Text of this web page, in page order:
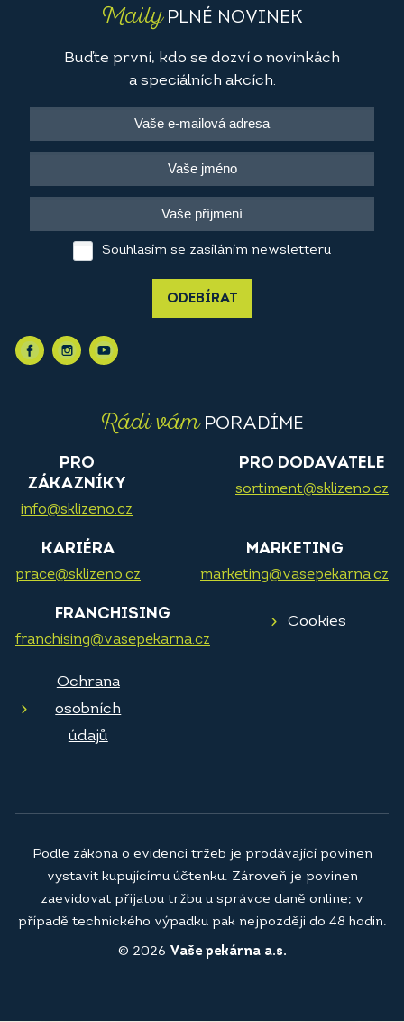
MailyPLNÉ NOVINEK
Buďte první, kdo se dozví o novinkách
a speciálních akcích.
Souhlasím se zasíláním newsletteru
ODEBÍRAT
Rádi vámPORADÍME
PRO
ZÁKAZNÍKY
info@sklizeno.cz
PRO DODAVATELE
sortiment@sklizeno.cz
KARIÉRA
prace@sklizeno.cz
MARKETING
marketing@vasepekarna.cz
FRANCHISING
franchising@vasepekarna.cz
Cookies
Ochrana
osobních
údajů
© 2026 Vaše pekárna a.s.
Podle zákona o evidenci tržeb je prodávající povinen
vystavit kupujícímu účtenku. Zároveň je povinen
zaevidovat přijatou tržbu u správce daně online; v
případě technického výpadku pak nejpozději do 48 hodin.